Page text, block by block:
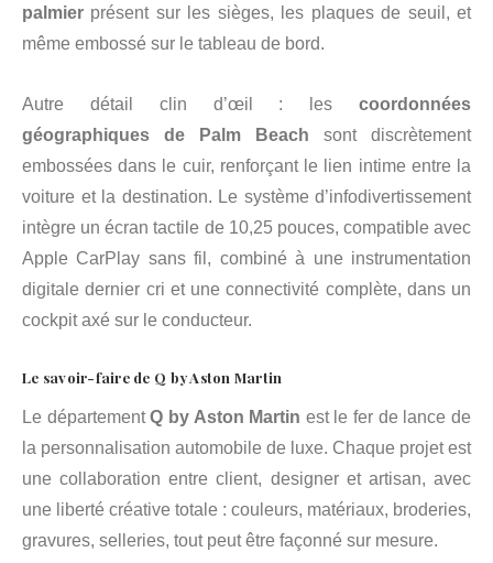
palmier présent sur les sièges, les plaques de seuil, et
même embossé sur le tableau de bord.
Autre détail clin d’œil : les coordonnées
géographiques de Palm Beach sont discrètement
embossées dans le cuir, renforçant le lien intime entre la
voiture et la destination. Le système d’infodivertissement
intègre un écran tactile de 10,25 pouces, compatible avec
Apple CarPlay sans fil, combiné à une instrumentation
digitale dernier cri et une connectivité complète, dans un
cockpit axé sur le conducteur.
Le savoir-faire de Q by Aston Martin
Le départementQ by Aston Martin est le fer de lance de
la personnalisation automobile de luxe. Chaque projet est
une collaboration entre client, designer et artisan, avec
une liberté créative totale : couleurs, matériaux, broderies,
gravures, selleries, tout peut être façonné sur mesure.